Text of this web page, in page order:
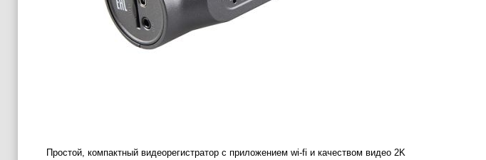
Простой, компактный видеорегистратор с приложением wi-fi и качеством видео 2K